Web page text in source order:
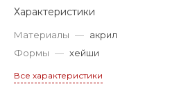
Характеристики
Материалы — акрил
Формы — хейши
Все характеристики